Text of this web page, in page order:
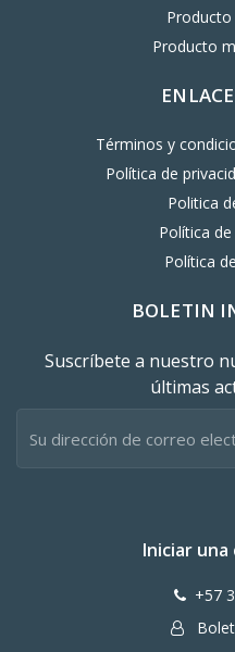
Producto
Términos y
Política de
Politica
Política
Política
BOLETIN
Suscríbete a nuestro
últimas
Iniciar
+57